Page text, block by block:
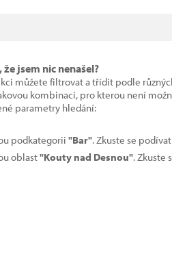
jsem nic nenašel?
můžete filtrovat a třídit podle
kombinaci, pro kterou není
parametry hledání:
podkategorii "Bar". Zkuste se
oblast"Kouty nad Desnou". Zkuste